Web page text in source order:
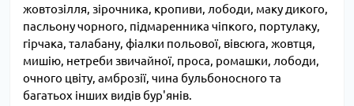
жовтозілля, зірочника, кропиви, лободи, маку дикого,
пасльону чорного, підмаренника чіпкого, портулаку,
гірчака, талабану, фіалки польової, вівсюга, жовтця,
мишію, нетреби звичайної, проса, ромашки, лободи,
очного цвіту, амброзії, чина бульбоносного та
багатьох інших видів бур'янів.